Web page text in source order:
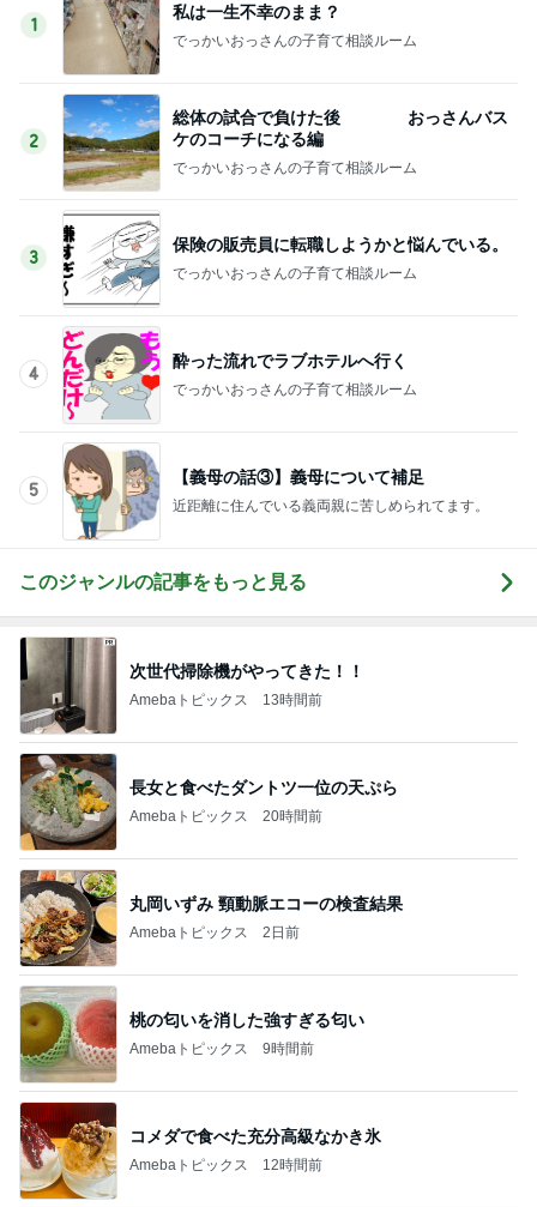
1
私は一生不幸のまま？
でっかいおっさんの子育て相談ルーム
2
総体の試合で負けた後 おっさんバス
ケのコーチになる編
でっかいおっさんの子育て相談ルーム
3
保険の販売員に転職しようかと悩んでいる。
でっかいおっさんの子育て相談ルーム
4
酔った流れでラブホテルへ行く
でっかいおっさんの子育て相談ルーム
5
【義母の話③】義母について補足
近距離に住んでいる義両親に苦しめられてます。
このジャンルの記事をもっと見る
次世代掃除機がやってきた！！
Amebaトピックス 13時間前
長女と食べたダントツ一位の天ぷら
Amebaトピックス 20時間前
丸岡いずみ 頸動脈エコーの検査結果
Amebaトピックス 2日前
桃の匂いを消した強すぎる匂い
Amebaトピックス 9時間前
コメダで食べた充分高級なかき氷
Amebaトピックス 12時間前